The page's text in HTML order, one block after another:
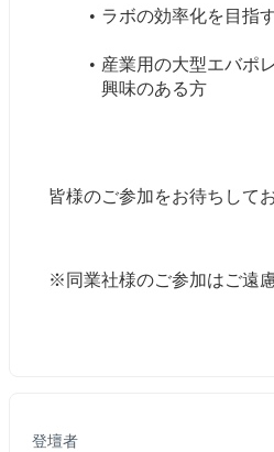
ラボの効率化を目指
産業用の大型エバポ
興味のある方
皆様のご参加をお待ちして
※同業社様のご参加はご遠
登壇者